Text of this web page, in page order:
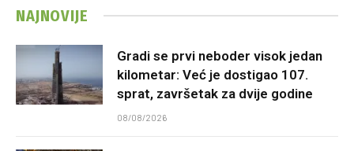
NAJNOVIJE
Gradi se prvi neboder visok jedan
kilometar: Već je dostigao 107.
sprat, završetak za dvije godine
08/08/2026